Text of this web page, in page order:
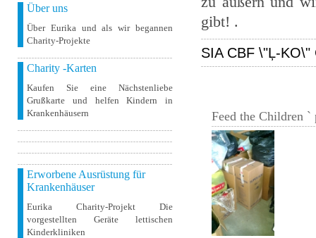
Über uns
Über Eurika und als wir begannen
Charity-Projekte
Charity -Karten
Kaufen Sie eine Nächstenliebe
Grußkarte und helfen Kindern in
Krankenhäusern
Erworbene Ausrüstung für
Krankenhäuser
Eurika Charity-Projekt Die
vorgestellten Geräte lettischen
Kinderkliniken
gibt! .
SIA CBF \"Ļ-
Feed the Children `